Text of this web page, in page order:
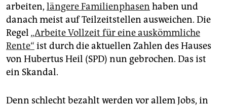
arbeiten, längere Familienphasen haben und
danach meist auf Teilzeitstellen ausweichen. Die
Regel „Arbeite Vollzeit für eine auskömmliche
Rente“ ist durch die aktuellen Zahlen des Hauses
von Hubertus Heil (SPD) nun gebrochen. Das ist
ein Skandal.
Denn schlecht bezahlt werden vor allem Jobs, in